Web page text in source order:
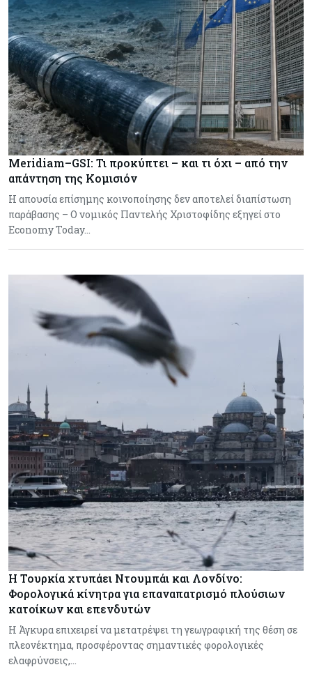
Meridiam–GSI: Τι προκύπτει – και τι όχι – από την
απάντηση της Κομισιόν
Η απουσία επίσημης κοινοποίησης δεν αποτελεί διαπίστωση
παράβασης – Ο νομικός Παντελής Χριστοφίδης εξηγεί στο
Economy Today…
Η Τουρκία χτυπάει Ντουμπάι και Λονδίνο:
Φορολογικά κίνητρα για επαναπατρισμό πλούσιων
κατοίκων και επενδυτών
Η Άγκυρα επιχειρεί να μετατρέψει τη γεωγραφική της θέση σε
πλεονέκτημα, προσφέροντας σημαντικές φορολογικές
ελαφρύνσεις,…